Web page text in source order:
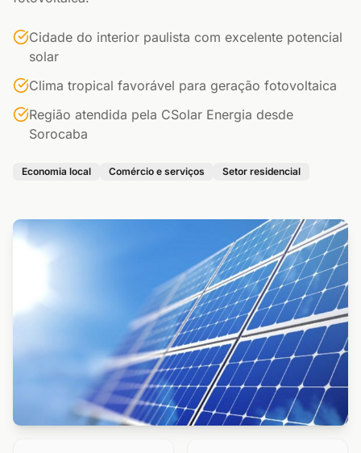
Cidade do interior paulista com excelente potencial
solar
Clima tropical favorável para geração fotovoltaica
Região atendida pela CSolar Energia desde
Sorocaba
Economia local Comércio e serviços Setor residencial